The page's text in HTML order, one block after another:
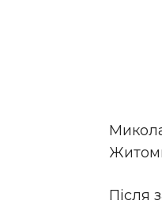
Після